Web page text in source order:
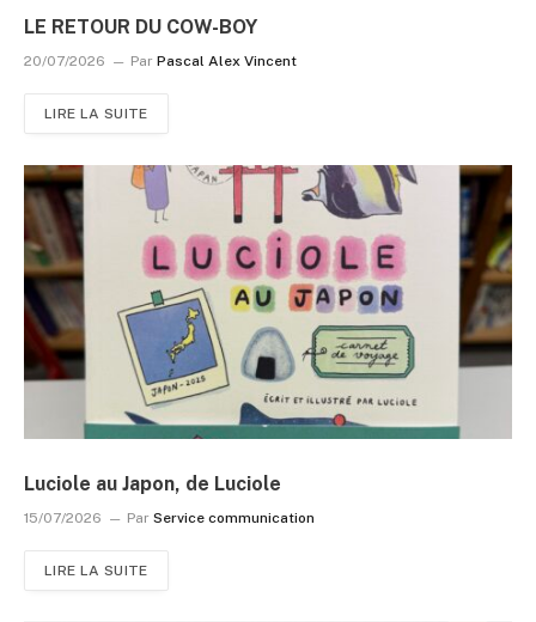
LE RETOUR DU COW-BOY
20/07/2026 Par Pascal Alex Vincent
LIRE LA SUITE
Luciole au Japon, de Luciole
15/07/2026 Par Service communication
LIRE LA SUITE